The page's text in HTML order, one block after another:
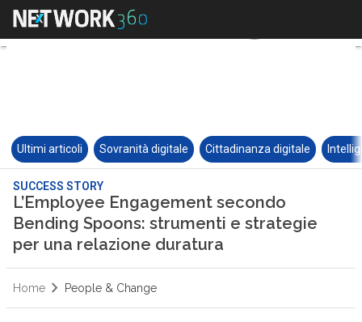
Ultimi articoli Sovranità digitale Cittadinanza digitale
SUCCESS STORY
L’Employee Engagement secondo
Bending Spoons: strumenti e strategie
per una relazione duratura
Home People & Change